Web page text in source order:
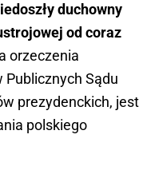
duchowny
od coraz
orzeczenia
Sądu
prezydenckich, jest
polskiego